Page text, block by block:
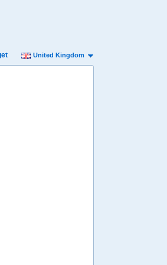
United Kingdom